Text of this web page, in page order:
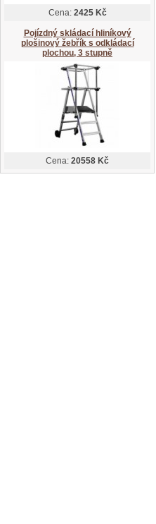
Cena: 2425 Kč
Pojízdný skládací hliníkový
plošinový žebřík s odkládací
plochou, 3 stupně
Cena: 20558 Kč